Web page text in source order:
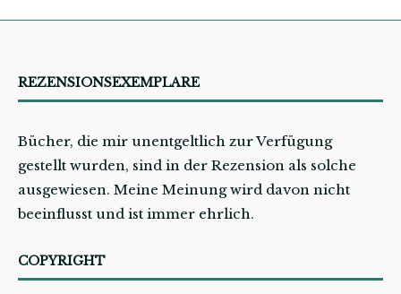
REZENSIONSEXEMPLARE
Bücher, die mir unentgeltlich zur Verfügung
gestellt wurden, sind in der Rezension als solche
ausgewiesen. Meine Meinung wird davon nicht
beeinflusst und ist immer ehrlich.
COPYRIGHT